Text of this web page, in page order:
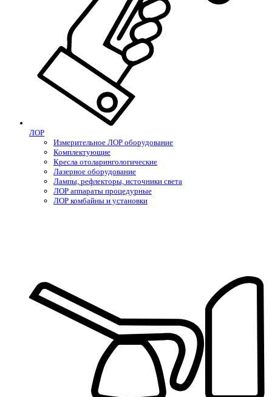
ЛОР
Измерительное ЛОР оборудование
Комплектующие
Кресла отоларингологические
Лазерное оборудование
Лампы, рефлекторы, источники света
ЛОР аппараты процедурные
ЛОР комбайны и установки